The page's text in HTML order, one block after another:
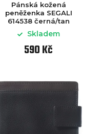
Pánská kožená
peněženka SEGALI
614538 černá/tan
Skladem
590 Kč